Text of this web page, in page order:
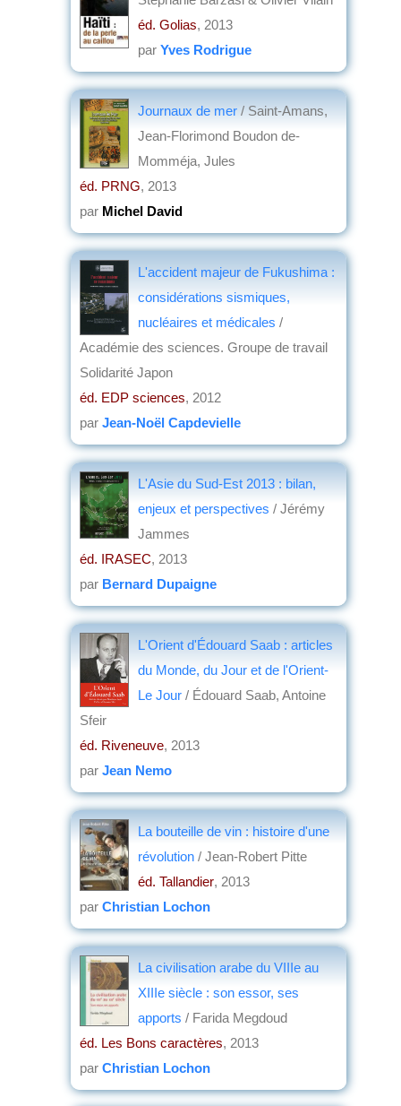
éd. Golias, 2013
par Yves Rodrigue
Journaux de mer / Saint-Amans,
Jean-Florimond Boudon de-
Momméja, Jules
éd. PRNG, 2013
par Michel David
L'accident majeur de Fukushima :
considérations sismiques,
nucléaires et médicales /
Académie des sciences. Groupe de travail
Solidarité Japon
éd. EDP sciences, 2012
par Jean-Noël Capdevielle
L'Asie du Sud-Est 2013 : bilan,
enjeux et perspectives / Jérémy
Jammes
éd. IRASEC, 2013
par Bernard Dupaigne
L'Orient d'Édouard Saab : articles
du Monde, du Jour et de l'Orient-
Le Jour / Édouard Saab, Antoine
Sfeir
éd. Riveneuve, 2013
par Jean Nemo
La bouteille de vin : histoire d'une
révolution / Jean-Robert Pitte
éd. Tallandier, 2013
par Christian Lochon
La civilisation arabe du VIIIe au
XIIIe siècle : son essor, ses
apports / Farida Megdoud
éd. Les Bons caractères, 2013
par Christian Lochon